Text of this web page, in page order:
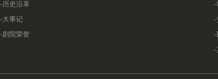
-历史沿革
-大事记
-剧院荣誉
-
-
-
-